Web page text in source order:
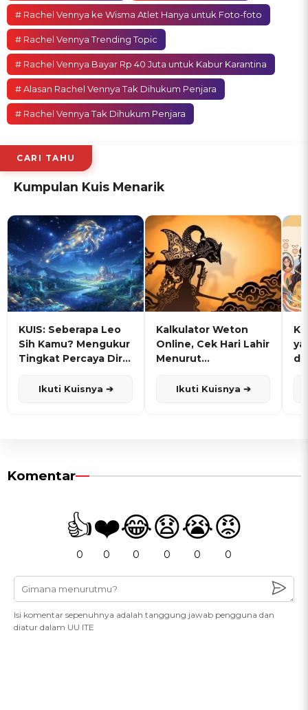
# Rachel Vennya ke Wisma Atlet Hanya untuk Foto-foto
# Rachel Vennya Trending Topic
# Rachel Vennya Bayar Rp 40 Juta untuk Kabur Karantina
# Alasan Rachel Vennya Tak Dihukum Penjara
# Rachel Vennya Tak Dihukum Penjara
CARI TAHU
Kumpulan Kuis Menarik
KUIS: Seberapa Leo
Sih Kamu? Mengukur
Tingkat Percaya Diri
Ikuti Kuisnya ➔
Kalkulator Weton
Online, Cek Hari Lahir
Menurut
Ikuti Kuisnya ➔
Komentar
👍
0
❤️
0
😂
0
😧
0
😭
0
😡
0
Isi komentar sepenuhnya adalah tanggung jawab pengguna dan
diatur dalam UU ITE